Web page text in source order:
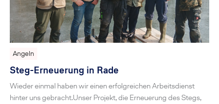
Angeln
Steg-Erneuerung in Rade
Wieder einmal haben wir einen erfolgreichen Arbeitsdienst
hinter uns gebracht.Unser Projekt, die Erneuerung des Stegs,